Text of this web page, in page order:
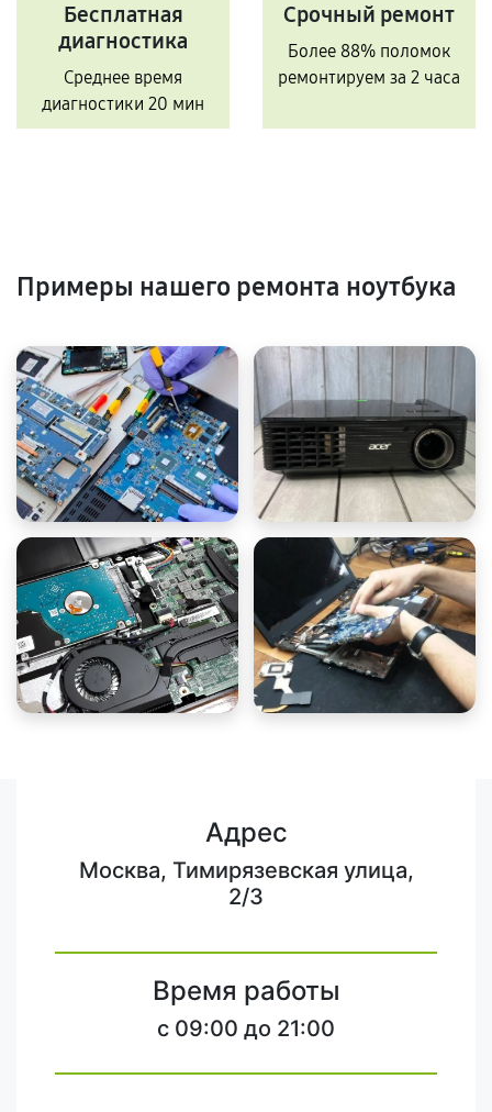
Бесплатная
диагностика
Среднее время
диагностики 20 мин
Срочный ремонт
Более 88% поломок
ремонтируем за 2 часа
Примеры нашего ремонта ноутбука
Адрес
Москва, Тимирязевская улица,
2/3
Время работы
c 09:00 до 21:00